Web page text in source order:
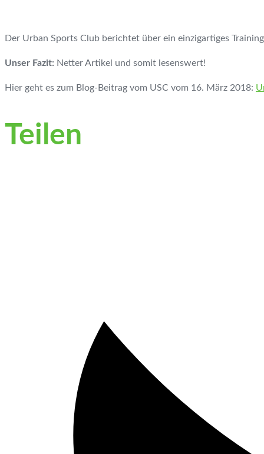
Der Urban Sports Club berichtet über ein einzigartiges
Unser Fazit: Netter Artikel und somit lesenswert!
Hier geht es zum Blog-Beitrag vom USC vom 16. März 2018:
Teilen